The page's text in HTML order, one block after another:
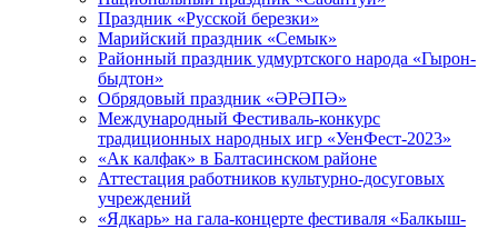
Праздник «Русской березки»
Марийский праздник «Семык»
Районный праздник удмуртского народа «Гырон-
быдтон»
Обрядовый праздник «ӘРӘПӘ»
Международный Фестиваль-конкурс
традиционных народных игр «УенФест-2023»
«Ак калфак» в Балтасинском районе
Аттестация работников культурно-досуговых
учреждений
«Ядкарь» на гала-концерте фестиваля «Балкыш-